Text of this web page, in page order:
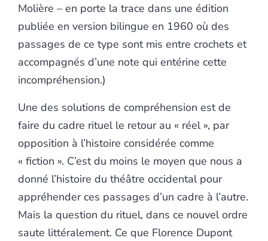
Molière – en porte la trace dans une édition
publiée en version bilingue en 1960 où des
passages de ce type sont mis entre crochets et
accompagnés d’une note qui entérine cette
incompréhension.)
Une des solutions de compréhension est de
faire du cadre rituel le retour au « réel », par
opposition à l’histoire considérée comme
« fiction ». C’est du moins le moyen que nous a
donné l’histoire du théâtre occidental pour
appréhender ces passages d’un cadre à l’autre.
Mais la question du rituel, dans ce nouvel ordre
saute littéralement. Ce que Florence Dupont